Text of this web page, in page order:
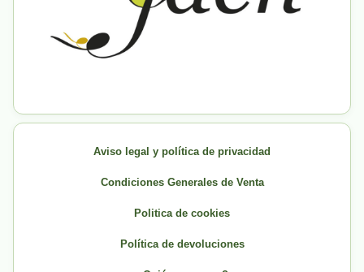
Aviso legal y política de privacidad
Condiciones Generales de Venta
Politica de cookies
Política de devoluciones